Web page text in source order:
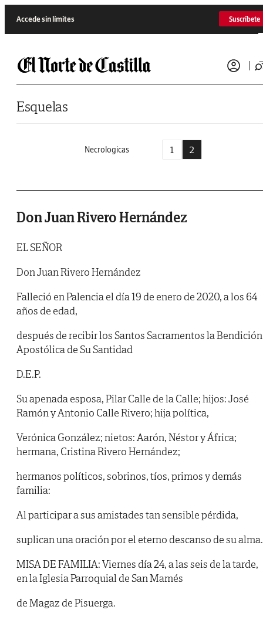
Accede sin límites Suscríbete
Esquelas
Necrologicas 1 2
Don Juan Rivero Hernández
EL SEÑOR
Don Juan Rivero Hernández
Falleció en Palencia el día 19 de enero de 2020, a los 64
años de edad,
después de recibir los Santos Sacramentos la Bendición
Apostólica de Su Santidad
D.E.P.
Su apenada esposa, Pilar Calle de la Calle; hijos: José
Ramón y Antonio Calle Rivero; hija política,
Verónica González; nietos: Aarón, Néstor y África;
hermana, Cristina Rivero Hernández;
hermanos políticos, sobrinos, tíos, primos y demás
familia:
Al participar a sus amistades tan sensible pérdida,
suplican una oración por el eterno descanso de su alma.
MISA DE FAMILIA: Viernes día 24, a las seis de la tarde,
en la Iglesia Parroquial de San Mamés
de Magaz de Pisuerga.